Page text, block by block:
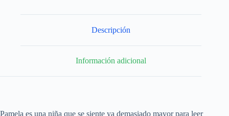
Descripción
Información adicional
Pamela es una niña que se siente ya demasiado mayor para leer